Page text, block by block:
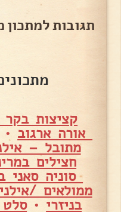
תגובות למתכון
קציצות
אורה ארגוב
מתובל –
חצילים
סוניה סאני
ממולאים /
בניזרי •